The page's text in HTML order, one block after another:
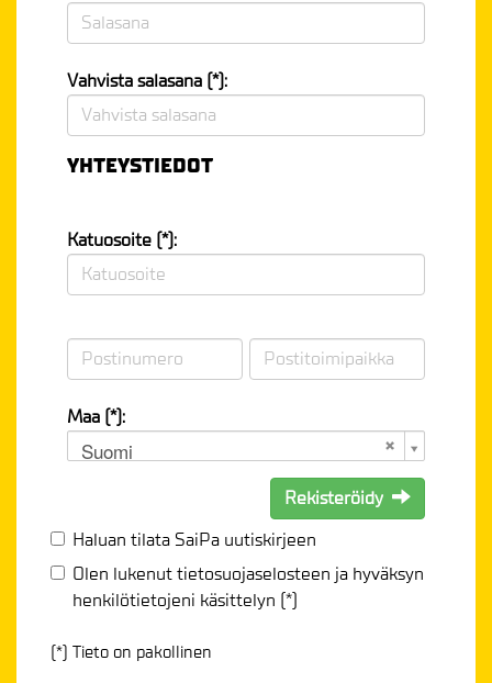
Vahvista salasana (*):
YHTEYSTIEDOT
Katuosoite (*):
Maa (*):
Suomi
Rekisteröidy
Haluan tilata SaiPa uutiskirjeen
Olen lukenuttietosuojaselosteen ja hyväksyn
henkilötietojeni käsittelyn (*)
(*) Tieto on pakollinen